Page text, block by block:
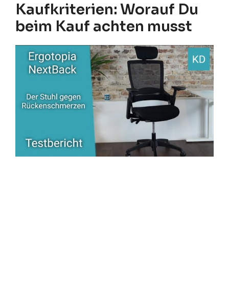
Kaufkriterien: Worauf Du
beim Kauf achten musst